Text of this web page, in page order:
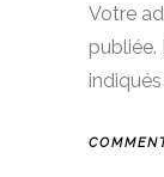
Votre
publiée.